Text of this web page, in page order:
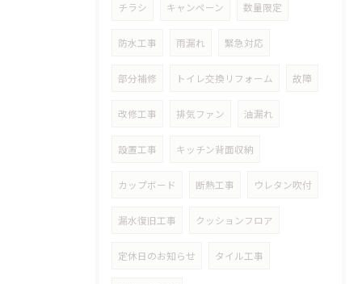
チラシ キャンペーン 数量限定
防水工事 雨漏れ 緊急対応
部分補修 トイレ交換リフォーム 故障
改修工事 排気ファン 油漏れ
設置工事 キッチン背面収納
カップボード 断熱工事 ウレタン吹付
漏水復旧工事 クッションフロア
定休日のお知らせ タイル工事